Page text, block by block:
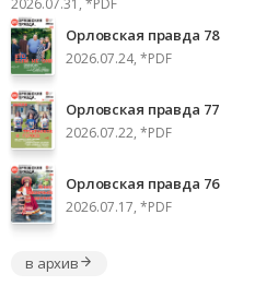
Орловская правда 78
2026.07.24, *PDF
Орловская правда 77
2026.07.22, *PDF
Орловская правда 76
2026.07.17, *PDF
в архив